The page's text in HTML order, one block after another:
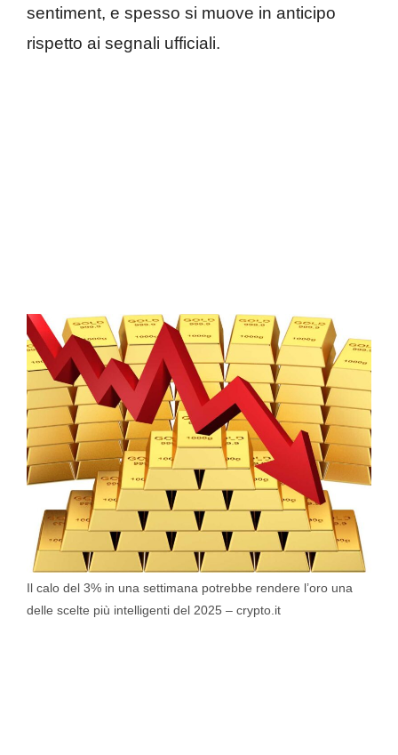
sentiment, e spesso si muove in anticipo
rispetto ai segnali ufficiali.
Il calo del 3% in una settimana potrebbe rendere l’oro una
delle scelte più intelligenti del 2025 – crypto.it